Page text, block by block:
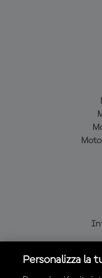
Personalizza la